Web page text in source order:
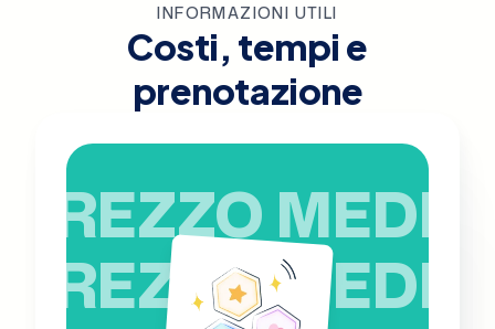
INFORMAZIONI UTILI
Costi, tempi e
prenotazione
PREZZO MEDIO
PREZZO MEDIO